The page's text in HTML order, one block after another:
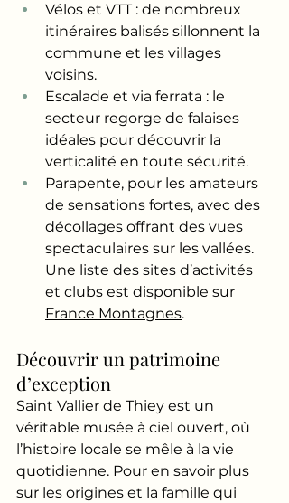
Vélos et VTT : de nombreux
itinéraires balisés sillonnent la
commune et les villages
voisins.
Escalade et via ferrata : le
secteur regorge de falaises
idéales pour découvrir la
verticalité en toute sécurité.
Parapente, pour les amateurs
de sensations fortes, avec des
décollages offrant des vues
spectaculaires sur les vallées.
Une liste des sites d’activités
et clubs est disponible sur
France Montagnes.
Découvrir un patrimoine
d’exception
Saint Vallier de Thiey est un
véritable musée à ciel ouvert, où
l’histoire locale se mêle à la vie
quotidienne. Pour en savoir plus
sur les origines et la famille qui